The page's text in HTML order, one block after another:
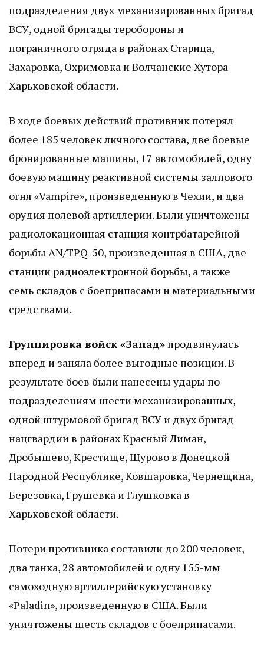
подразделения двух механизированных бригад
ВСУ, одной бригады теробороны и
пограничного отряда в районах Старица,
Захаровка, Охримовка и Волчанские Хутора
Харьковской области.
В ходе боевых действий противник потерял
более 185 человек личного состава, две боевые
бронированные машины, 17 автомобилей, одну
боевую машину реактивной системы залпового
огня «Vampire», произведенную в Чехии, и два
орудия полевой артиллерии. Были уничтожены
радиолокационная станция контрбатарейной
борьбы AN/TPQ-50, произведенная в США, две
станции радиоэлектронной борьбы, а также
семь складов с боеприпасами и материальными
средствами.
Группировка войск «Запад» продвинулась
вперед и заняла более выгодные позиции. В
результате боев были нанесены удары по
подразделениям шести механизированных,
одной штурмовой бригад ВСУ и двух бригад
нацгвардии в районах Красный Лиман,
Дробышево, Крестище, Щурово в Донецкой
Народной Республике, Ковшаровка, Чернещина,
Березовка, Грушевка и Глушковка в
Харьковской области.
Потери противника составили до 200 человек,
два танка, 28 автомобилей и одну 155-мм
самоходную артиллерийскую установку
«Paladin», произведенную в США. Были
уничтожены шесть складов с боеприпасами.